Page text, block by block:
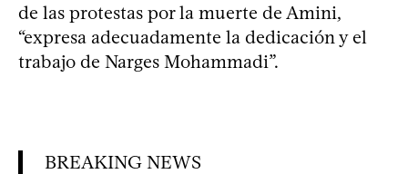
de las protestas por la muerte de Amini,
“expresa adecuadamente la dedicación y el
trabajo de Narges Mohammadi”.
BREAKING NEWS